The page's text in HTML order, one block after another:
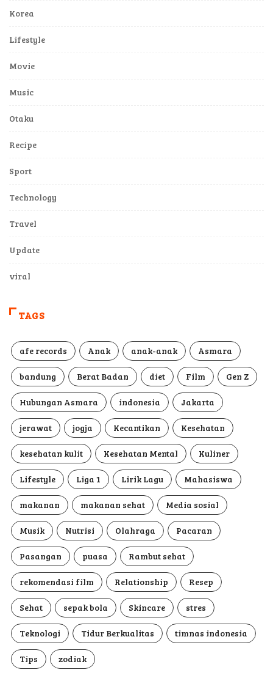
Korea
Lifestyle
Movie
Music
Otaku
Recipe
Sport
Technology
Travel
Update
viral
TAGS
afe records Anak anak-anak Asmara
bandung Berat Badan diet Film Gen Z
Hubungan Asmara indonesia Jakarta
jerawat jogja Kecantikan Kesehatan
kesehatan kulit Kesehatan Mental Kuliner
Lifestyle Liga 1 Lirik Lagu Mahasiswa
makanan makanan sehat Media sosial
Musik Nutrisi Olahraga Pacaran
Pasangan puasa Rambut sehat
rekomendasi film Relationship Resep
Sehat sepak bola Skincare stres
Teknologi Tidur Berkualitas timnas indonesia
Tips zodiak